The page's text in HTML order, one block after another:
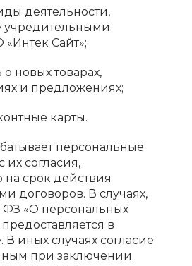
деятельности,
учредительными
Сайт»;
новых товарах,
и предложениях;
карты.
персональные
их согласия,
на срок действия
договоров. В случаях,
«О персональных
в
иных случаях согласие
при заключении